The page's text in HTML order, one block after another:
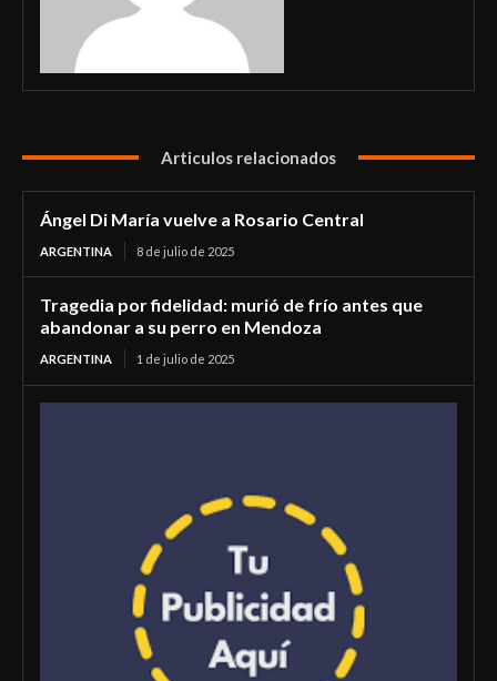
Articulos relacionados
Ángel Di María vuelve a Rosario Central
ARGENTINA 8 de julio de 2025
Tragedia por fidelidad: murió de frío antes que
abandonar a su perro en Mendoza
ARGENTINA 1 de julio de 2025